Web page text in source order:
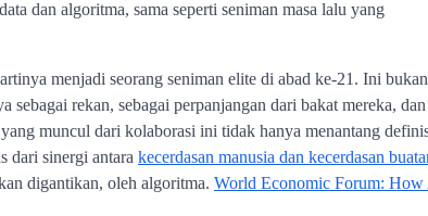
dan algoritma, sama seperti seniman masa lalu yang
menjadi seorang seniman elite di abad ke-21. Ini bukan
rekan, sebagai perpanjangan dari bakat mereka, dan
muncul dari kolaborasi ini tidak hanya menantang
dari sinergi antara kecerdasan manusia dan kecerdasan
digantikan, oleh algoritma. World Economic Forum: